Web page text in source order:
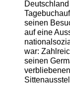
seinen
auf eine
war:
seinen